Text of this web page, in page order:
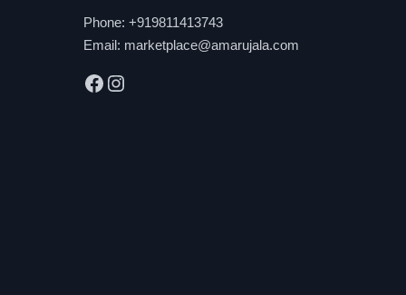
Phone: +919811413743
Email: marketplace@amarujala.com
Facebook
Instagram